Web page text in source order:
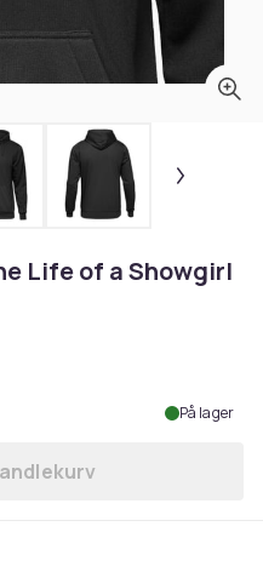
Life of a Showgirl
På lager